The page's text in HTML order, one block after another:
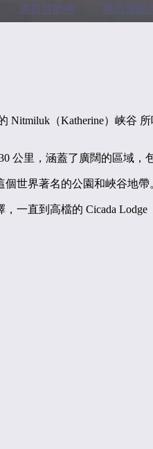
周边目的地 周边景观
Nitmiluk（Katherine）峡谷
公里，涵蓋了廣闊的區域
世界著名的公園和峽谷地帶
一直到高檔的 Cicada